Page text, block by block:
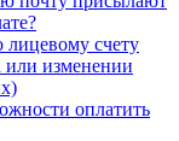
лицевому счету
или изменении
оплатить